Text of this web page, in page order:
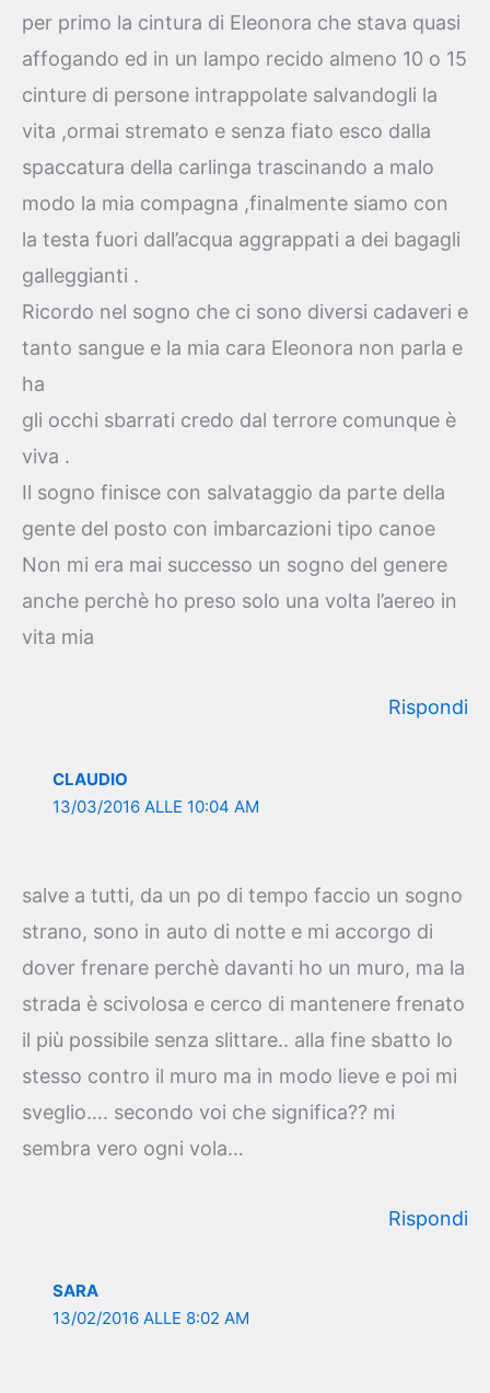
per primo la cintura di Eleonora che stava quasi
affogando ed in un lampo recido almeno 10 o 15
cinture di persone intrappolate salvandogli la
vita ,ormai stremato e senza fiato esco dalla
spaccatura della carlinga trascinando a malo
modo la mia compagna ,finalmente siamo con
la testa fuori dall’acqua aggrappati a dei bagagli
galleggianti .
Ricordo nel sogno che ci sono diversi cadaveri e
tanto sangue e la mia cara Eleonora non parla e
ha
gli occhi sbarrati credo dal terrore comunque è
viva .
Il sogno finisce con salvataggio da parte della
gente del posto con imbarcazioni tipo canoe
Non mi era mai successo un sogno del genere
anche perchè ho preso solo una volta l’aereo in
vita mia
Rispondi
CLAUDIO
13/03/2016 ALLE 10:04 AM
salve a tutti, da un po di tempo faccio un sogno
strano, sono in auto di notte e mi accorgo di
dover frenare perchè davanti ho un muro, ma la
strada è scivolosa e cerco di mantenere frenato
il più possibile senza slittare.. alla fine sbatto lo
stesso contro il muro ma in modo lieve e poi mi
sveglio…. secondo voi che significa?? mi
sembra vero ogni vola…
Rispondi
SARA
13/02/2016 ALLE 8:02 AM